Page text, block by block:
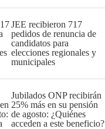
JEE recibieron 717
pedidos de renuncia de
candidatos para
elecciones regionales y
municipales
Jubilados ONP recibirán
25% más en su pensión
de agosto: ¿Quiénes
acceden a este beneficio?